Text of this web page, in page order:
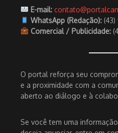
E-mail:
WhatsApp (Redação):(43)
Comercial / Publicidade:
O portal reforça seu
e a proximidade com a
aberto ao diálogo e à
Se você tem uma